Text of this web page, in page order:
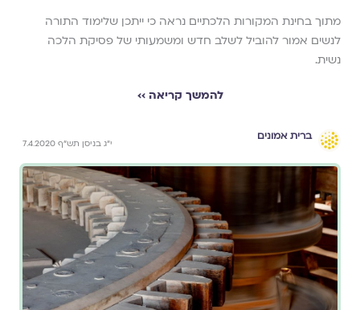
מתוך בחינת המקורות הלכתיים נראה כי ייתכן שלימוד התורה
לנשים אמור להוביל לשלב חדש ומשמעותי של פסיקת הלכה
נשית.
להמשך קריאה ››
ברית אמונים
י"ג בניסן תש"ף 7.4.2020